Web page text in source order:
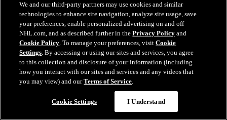
We and our third-party partners may use cookies and similar
technologies to enhance site navigation, analyze site usage, save
your preferences, enable personalized advertising on and off
NHL.com, and as described further in thePrivacy Policy and
Cookie Policy. To manage your preferences, visitCookie
Settings. By accessing or using our sites and services, you agree
to this collection and disclosure of your information (including
how you interact with our sites and services and any videos that
you may view) and ourTerms of Service.
Cookie Settings I Understand